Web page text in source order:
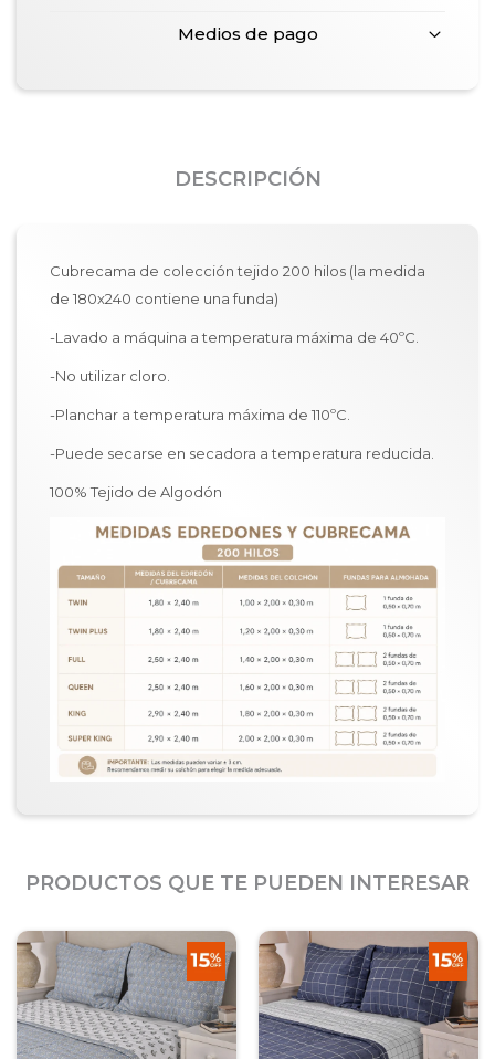
Medios de pago
DESCRIPCIÓN
Cubrecama de colección tejido 200 hilos (la medida
de 180x240 contiene una funda)
-Lavado a máquina a temperatura máxima de 40ºC.
-No utilizar cloro.
-Planchar a temperatura máxima de 110ºC.
-Puede secarse en secadora a temperatura reducida.
100% Tejido de Algodón
PRODUCTOS QUE TE PUEDEN INTERESAR